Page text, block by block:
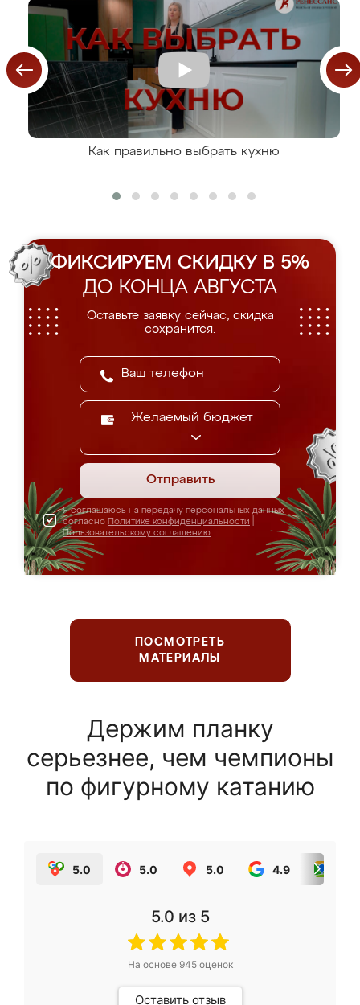
Как правильно выбрать кухню
ФИКСИРУЕМ СКИДКУ В 5%
ДО КОНЦА АВГУСТА
Оставьте заявку сейчас, скидка
сохранится.
Желаемый бюджет
Отправить
Я соглашаюсь на передачу персональных данных
согласно Политике конфиденциальности
Пользовательскому соглашению
ПОСМОТРЕТЬ
МАТЕРИАЛЫ
Держим планку
серьезнее, чем чемпионы
по фигурному катанию
5.0 5.0 5.0 4.9
5.0 из 5
На основе 945оценок
Оставить отзыв